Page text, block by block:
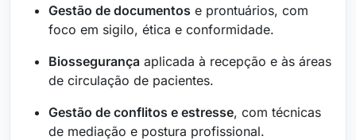
Gestão de documentos e prontuários, com
foco em sigilo, ética e conformidade.
Biossegurança aplicada à recepção e às áreas
de circulação de pacientes.
Gestão de conflitos e estresse, com técnicas
de mediação e postura profissional.